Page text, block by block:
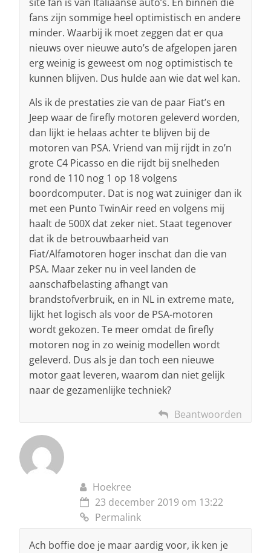
fans zijn sommige heel optimistisch en andere
minder. Waarbij ik moet zeggen dat er qua
nieuws over nieuwe auto’s de afgelopen jaren
erg weinig is geweest om nog optimistisch te
kunnen blijven. Dus hulde aan wie dat wel kan.
Als ik de prestaties zie van de paar Fiat’s en
Jeep waar de firefly motoren geleverd worden,
dan lijkt ie helaas achter te blijven bij de
motoren van PSA. Vriend van mij rijdt in zo’n
grote C4 Picasso en die rijdt bij snelheden
rond de 110 nog 1 op 18 volgens
boordcomputer. Dat is nog wat zuiniger dan ik
met een Punto TwinAir reed en volgens mij
haalt de 500X dat zeker niet. Staat tegenover
dat ik de betrouwbaarheid van
Fiat/Alfamotoren hoger inschat dan die van
PSA. Maar zeker nu in veel landen de
aanschafbelasting afhangt van
brandstofverbruik, en in NL in extreme mate,
lijkt het logisch als voor de PSA-motoren
wordt gekozen. Te meer omdat de firefly
motoren nog in zo weinig modellen wordt
geleverd. Dus als je dan toch een nieuwe
motor gaat leveren, waarom dan niet gelijk
naar de gezamenlijke techniek?
Beantwoorden
Hoekree
23 december 2019 om 13:22
Permalink
Ach boffie doe je maar aardig voor, ik ken je